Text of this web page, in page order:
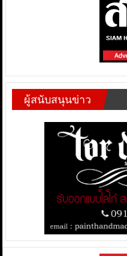
ผู้สนับสนุนข่าว